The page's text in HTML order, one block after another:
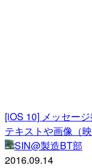
[iOS 10] メッセー
テキストや画像（
SIN@製造BT部
2016.09.14